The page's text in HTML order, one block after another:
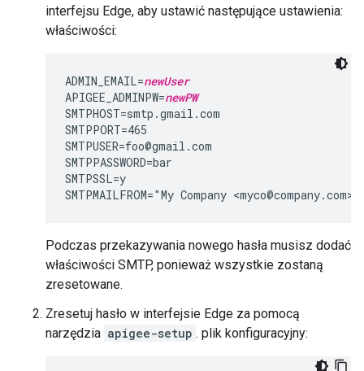
interfejsu Edge, aby ustawić następujące ustawienia:
właściwości:
ADMIN_EMAIL=newUser
APIGEE_ADMINPW=newPW
SMTPHOST=smtp.gmail.com
SMTPPORT=465
SMTPUSER=foo@gmail.com
SMTPPASSWORD=bar
SMTPSSL=y
SMTPMAILFROM="My Company <myco@company.com>"
Podczas przekazywania nowego hasła musisz dodać
właściwości SMTP, ponieważ wszystkie zostaną
zresetowane.
Zresetuj hasło w interfejsie Edge za pomocą
narzędzia apigee-setup . plik konfiguracyjny: